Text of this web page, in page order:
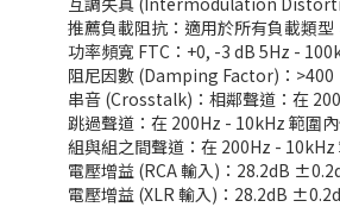
推薦負載阻抗：適用於所有負載類
功率頻寬 FTC：+0, -3 dB 5Hz -
阻尼因數 (Damping Factor)：>400
串音 (Crosstalk)：相鄰聲道：在
跳過聲道：在 200Hz - 10kHz 範圍
組與組之間聲道：在 200Hz -
電壓增益 (RCA 輸入)：28.2dB
電壓增益 (XLR 輸入)：28.2dB